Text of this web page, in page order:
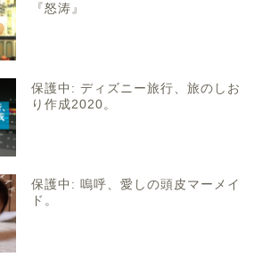
『怒涛』
保護中: ディズニー旅行、旅のしお
り作成2020。
保護中: 嗚呼、愛しの頭皮マーメイ
ド。